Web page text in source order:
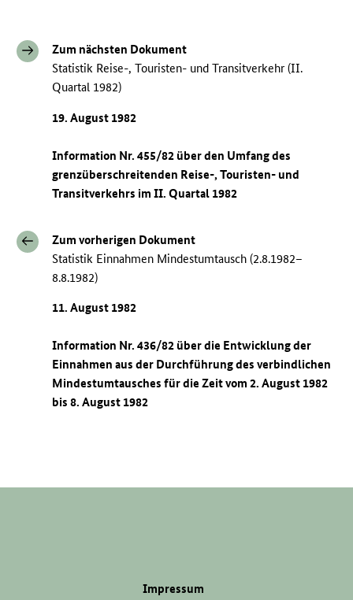
Zum nächsten Dokument
Statistik Reise-, Touristen- und Transitverkehr (II.
Quartal 1982)
19. August 1982
Information Nr. 455/82 über den Umfang des
grenzüberschreitenden Reise-, Touristen- und
Transitverkehrs im II. Quartal 1982
Zum vorherigen Dokument
Statistik Einnahmen Mindestumtausch (2.8.1982–
8.8.1982)
11. August 1982
Information Nr. 436/82 über die Entwicklung der
Einnahmen aus der Durchführung des verbindlichen
Mindestumtausches für die Zeit vom 2. August 1982
bis 8. August 1982
Impressum